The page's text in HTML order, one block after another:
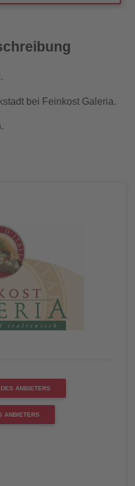
bei Feinkost Galeria.
ANBIETERS
ANBIETERS